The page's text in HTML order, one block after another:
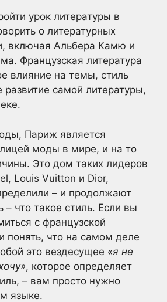
урок литературы в
о литературных
включая Альбера Камю и
Французская литература
влияние на темы, стиль
самой литературы,
Париж является
моды в мире, и на то
Это дом таких лидеров
Louis Vuitton и Dior,
– и продолжают
– что такое стиль. Если вы
с французской
понять, что на самом деле
это вездесущее «я не
, которое определяет
– вам просто нужно
языке.